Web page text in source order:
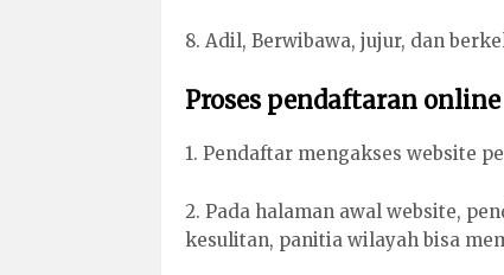
8. Adil, Berwibawa, jujur, dan
Proses pendaftaran online
1. Pendaftar mengakses website
2. Pada halaman awal website,
kesulitan, panitia wilayah bisa